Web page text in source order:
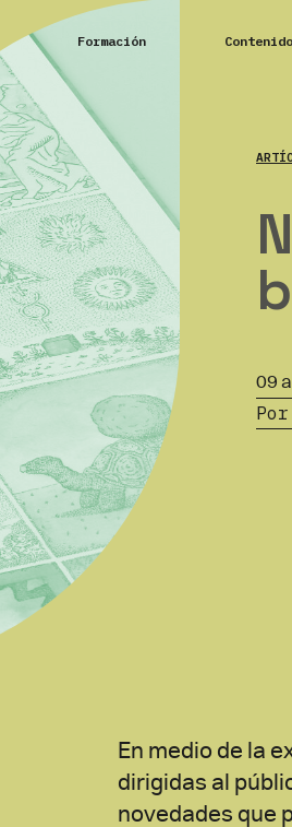
Formación
09
En medio de la
dirigidas al
novedades que